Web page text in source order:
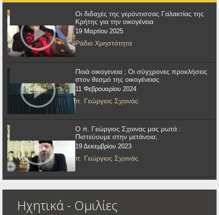
Οι διδαχές της γερόντισσας Γαλακτίας της
Κρήτης για την οικογένεια
19 Μαρτίου 2025
Ράδιο Χρηστότητα
Ποιά οικογενεια ; Οι σύγχρονες προκλήσεις
στον θεσμό της οικογένειας
11 Φεβρουαρίου 2024
π. Γεώργιος Σχοινάς
Ο π. Γεώργιος Σχοινας μας ρωτά :
Πιστεύουμε στην μετάνοια;
19 Δεκεμβρίου 2023
π. Γεώργιος Σχοινάς
Ηχητικά - Ομιλίες